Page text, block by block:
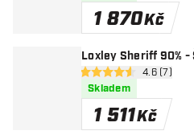
1 870Kč
Loxley Sheriff 90% -
otevřít
4.6 hodnoticí hvězdičky
4.6 (7)
Skladem
1 511Kč